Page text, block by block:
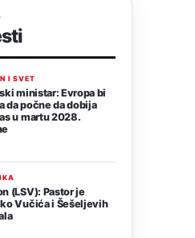
I SVET
ministar: Evropa bi
da počne da dobija
u martu 2028.
(LSV): Pastor je
Vučića i Šešeljevih